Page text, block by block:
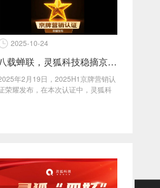
2025-10-24
八载蝉联，灵狐科技稳摘京东京牌五星认证桂冠
年2月19日，2025H1京牌营销认
荣耀发布，在本次认证中，灵狐科